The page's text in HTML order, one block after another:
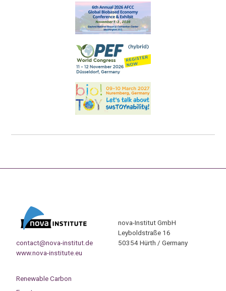
contact@nova-institut.de
www.nova-institute.eu
nova-Institut GmbH
Leyboldstraße 16
50354 Hürth / Germany
Renewable Carbon